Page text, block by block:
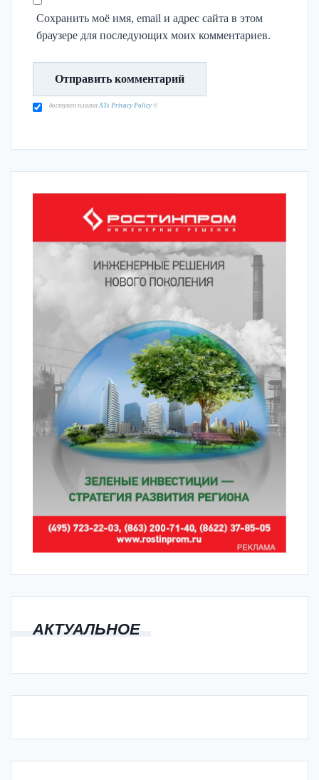
АКТУАЛЬНОЕ
Сохранить моё имя, email и адрес сайта в этом
браузере для последующих моих комментариев.
доступен плагин ATs Privacy Policy ©